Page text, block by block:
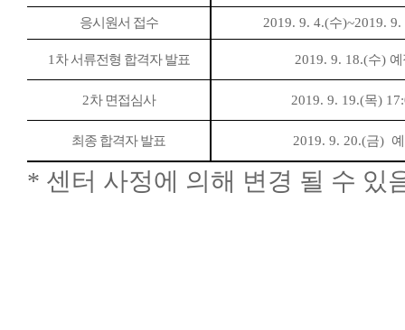
응시원서 접수 2019. 9. 4.(수)~2019. 9.
1차 서류전형 합격자 발표 2019. 9. 18.(수) 예
2차 면접심사 2019. 9. 19.(목)
최종 합격자 발표 2019. 9. 20.(금)
* 센터 사정에 의해 변경 될 수 있